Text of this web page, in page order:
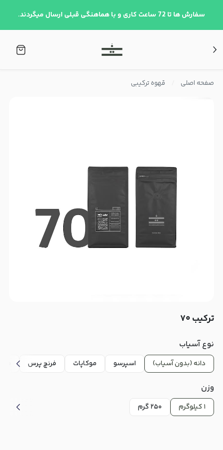
سفارش ها تا 72 ساعت کاری و با هماهنگی قبلی ارسال میگردند.
صفحه اصلی قهوه ترکیبی
ترکیب ۷۰
نوع آسیاب
دانه (بدون آسیاب) اسپرسو موکاپات فرنچ پرس
وزن
۱ کیلوگرم ۲۵۰ گرم